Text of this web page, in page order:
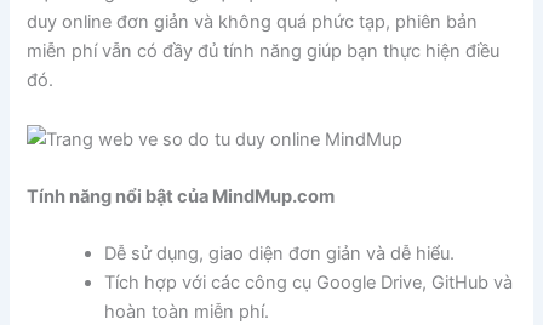
duy online đơn giản và không quá phức tạp, phiên bản
miễn phí vẫn có đầy đủ tính năng giúp bạn thực hiện điều
đó.
Tính năng nổi bật của MindMup.com
Dễ sử dụng, giao diện đơn giản và dễ hiểu.
Tích hợp với các công cụ Google Drive, GitHub và
hoàn toàn miễn phí.